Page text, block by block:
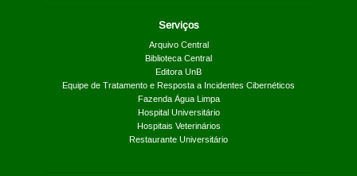
Serviços
Arquivo Central
Biblioteca Central
Editora UnB
Equipe de Tratamento e Resposta a Incidentes Cibernéticos
Fazenda Água Limpa
Hospital Universitário
Hospitais Veterinários
Restaurante Universitário